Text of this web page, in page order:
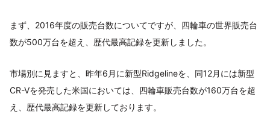
まず、2016年度の販売台数についてですが、四輪車の世界販売台
数が500万台を超え、歴代最高記録を更新しました。
市場別に見ますと、昨年6月に新型Ridgelineを、同12月には新型
CR-Vを発売した米国においては、四輪車販売台数が160万台を超
え、歴代最高記録を更新しております。